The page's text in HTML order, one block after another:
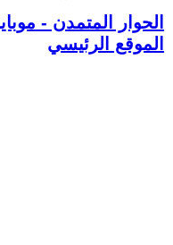
الحوار المتمدن -
الموقع الرئيسي